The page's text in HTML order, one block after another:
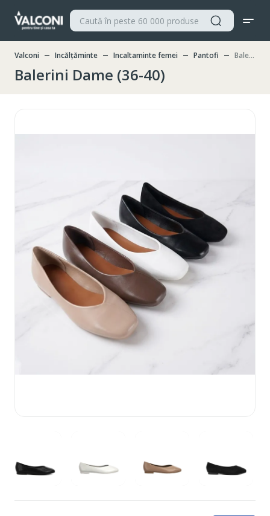
Valconi Incălțăminte Incaltaminte femei Pantofi Balerini Dame (36-40)
Balerini Dame (36-40)